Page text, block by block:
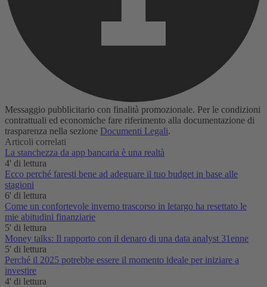
Messaggio pubblicitario con finalità promozionale. Per le condizioni
contrattuali ed economiche fare riferimento alla documentazione di
trasparenza nella sezione Documenti Legali.
Articoli correlati
La stanchezza da app bancaria è una realtà‌
4' di lettura
Ecco perché faresti bene ad adeguare il tuo budget in base alle
stagioni
6' di lettura
Come un confortevole inverno trascorso in letargo ha resettato le
mie abitudini finanziarie
5' di lettura
Money talks: Il rapporto con il denaro di una data analyst 31enne
5' di lettura
Perché il 2025 potrebbe essere il momento ideale per iniziare a
investire
4' di lettura